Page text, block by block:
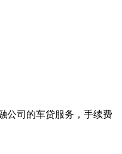
公司的车贷服务，手续费